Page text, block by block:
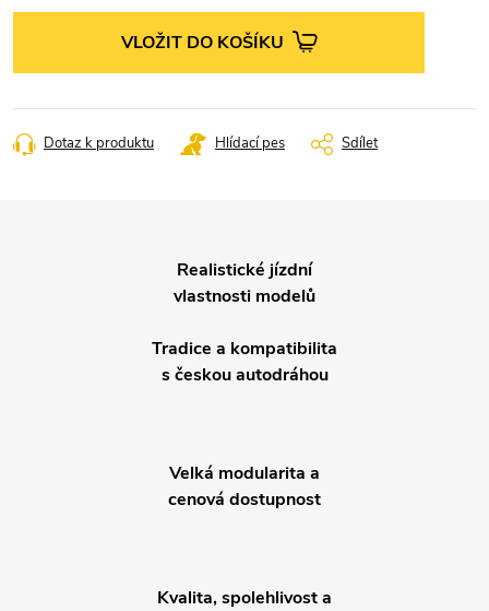
VLOŽIT DO KOŠÍKU
Dotaz k produktu Hlídací pes Sdílet
Realistické jízdní
vlastnosti modelů
Tradice a kompatibilita
s českou autodráhou
Velká modularita a
cenová dostupnost
Kvalita, spolehlivost a